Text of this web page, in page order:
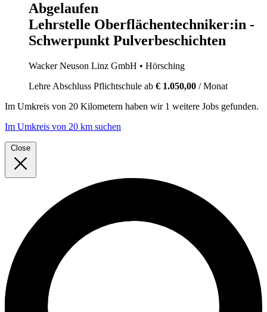
Abgelaufen
Lehrstelle Oberflächentechniker:in -
Schwerpunkt Pulverbeschichten
Wacker Neuson Linz GmbH • Hörsching
Lehre Abschluss Pflichtschule ab € 1.050,00 / Monat
Im Umkreis von 20 Kilometern haben wir 1 weitere Jobs gefunden.
Im Umkreis von 20 km suchen
Close